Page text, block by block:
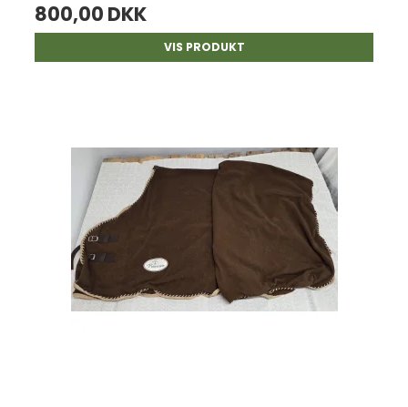
800,00 DKK
VIS PRODUKT